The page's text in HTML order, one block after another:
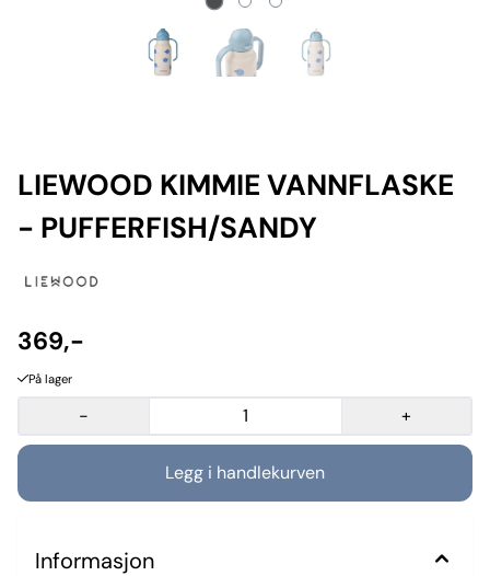
LIEWOOD KIMMIE VANNFLASKE
- PUFFERFISH/SANDY
369,-
På lager
- +
Informasjon